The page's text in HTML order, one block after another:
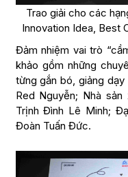
Trao giải cho các
Innovation Idea, Best
Đảm nhiệm vai trò
khảo gồm những
từng gắn bó, giảng
Red Nguyễn; Nhà
Trịnh Đình Lê Minh;
Đoàn Tuấn Đức.